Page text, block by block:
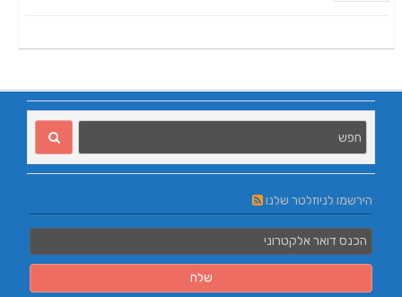
הירשמו לניוזלטר שלנו